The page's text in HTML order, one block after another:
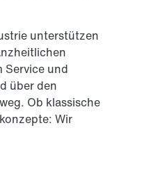
unterstützen
Service und
über den
Ob klassische
Wir